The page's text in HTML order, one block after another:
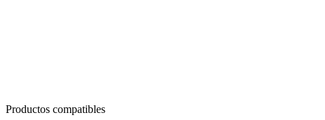
Productos compatibles